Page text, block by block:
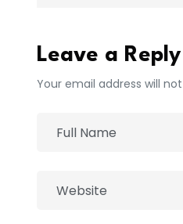
Leave a Reply
Your email address will